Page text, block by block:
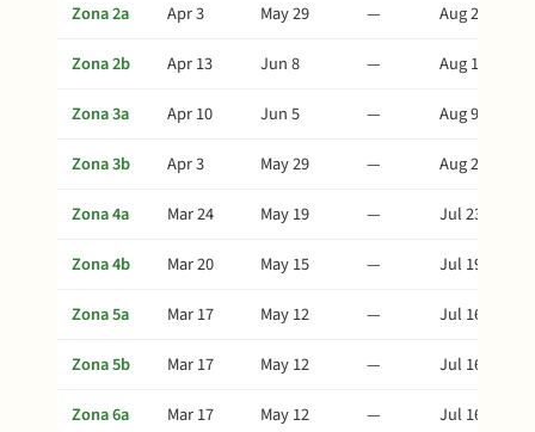
Zona 2a
Apr 3 May 29 —
Aug 2
Zona 2b
Apr 13 Jun 8 —
Aug 12
Zona 3a
Apr 10 Jun 5 —
Aug 9
Zona 3b
Apr 3 May 29 —
Aug 2
Zona 4a
Mar 24 May 19 —
Jul 23
Zona 4b
Mar 20 May 15 —
Jul 19
Zona 5a
Mar 17 May 12 —
Jul 16
Zona 5b
Mar 17 May 12 —
Jul 16
Zona 6a
Mar 17 May 12 —
Jul 16